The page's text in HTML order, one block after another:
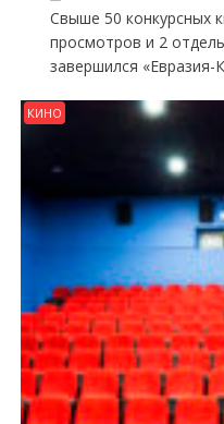
Свыше 50 конкурсных
просмотров и 2
завершился «Евразия-
КИНО